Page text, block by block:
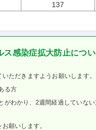
137
ス感染症拡大防止につ
ただきますようお願いします。
る方
がわかり、2週間経過していな
願いします。